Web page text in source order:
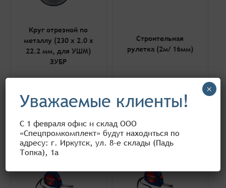
Круг отрезной по
металлу (230 x 2.0 x
22.2 мм, для УШМ)
ЗУБР
В корзину
Строительная
рулетка (2м/ 16мм)
В корзину
Уважаемые клиенты!
С 1 февраля офис и склад ООО
«Спецпромкомплект» будут находиться по
адресу: г. Иркутск, ул. 8-е склады (Падь
Топка), 1а
×